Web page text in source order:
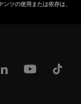
ツの使用または依存は、